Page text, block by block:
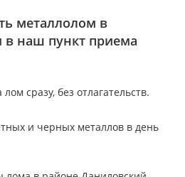
металлолом в
в наш пункт приема
сразу, без отлагательств.
и черных металлов в день